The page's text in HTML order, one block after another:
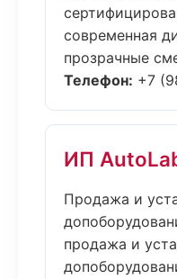
современная
прозрачные
Телефон: +7
ИП
Продажа и
продажа и